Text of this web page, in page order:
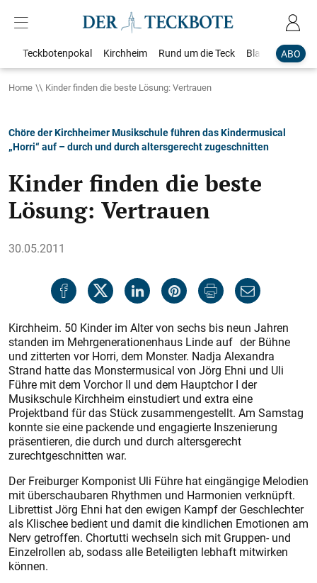
ABO
Teckbotenpokal Kirchheim Rund um die Teck Blaulicht
Home Kinder finden die beste Lösung: Vertrauen
Chöre der Kirchheimer Musikschule führen das Kindermusical
„Horri“ auf – durch und durch altersgerecht zugeschnitten
Kinder finden die beste
Lösung: Vertrauen
30.05.2011
Kirchheim. 50 Kinder im Alter von sechs bis neun Jahren
standen im Mehrgenerationenhaus Linde auf der Bühne
und zitterten vor Horri, dem Monster. Nadja Alexandra
Strand hatte das Monstermusical von Jörg Ehni und Uli
Führe mit dem Vorchor II und dem Hauptchor I der
Musikschule Kirchheim einstudiert und extra eine
Projektband für das Stück zusammengestellt. Am Samstag
konnte sie eine packende und engagierte Inszenierung
präsentieren, die durch und durch altersgerecht
zurechtgeschnitten war.
Der Freiburger Komponist Uli Führe hat eingängige Melodien
mit überschaubaren Rhythmen und Harmonien verknüpft.
Librettist Jörg Ehni hat den ewigen Kampf der Geschlechter
als Klischee bedient und damit die kindlichen Emotionen am
Nerv getroffen. Chortutti wechseln sich mit Gruppen- und
Einzelrollen ab, sodass alle Beteiligten lebhaft mitwirken
können.